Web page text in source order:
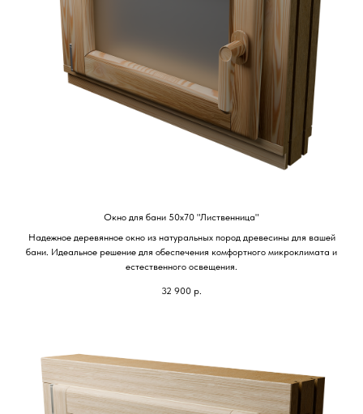
Окно для бани 50х70 "Лиственница"
Надежное деревянное окно из натуральных пород древесины для вашей
бани. Идеальное решение для обеспечения комфортного микроклимата и
естественного освещения.
32 900 р.